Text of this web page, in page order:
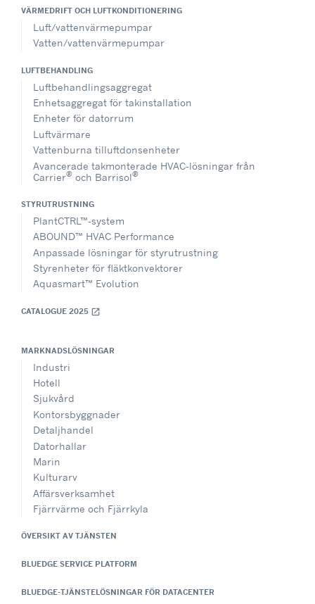
VÄRMEDRIFT OCH LUFTKONDITIONERING
Luft/vattenvärmepumpar
Vatten/vattenvärmepumpar
LUFTBEHANDLING
Luftbehandlingsaggregat
Enhetsaggregat för takinstallation
Enheter för datorrum
Luftvärmare
Vattenburna tilluftdonsenheter
Avancerade takmonterade HVAC-lösningar från
Carrier® och Barrisol®
STYRUTRUSTNING
PlantCTRL™-system
ABOUND™ HVAC Performance
Anpassade lösningar för styrutrustning
Styrenheter för fläktkonvektorer
Aquasmart™ Evolution
CATALOGUE 2025 open_in_new
MARKNADSLÖSNINGAR
Industri
Hotell
Sjukvård
Kontorsbyggnader
Detaljhandel
Datorhallar
Marin
Kulturarv
Affärsverksamhet
Fjärrvärme och Fjärrkyla
ÖVERSIKT AV TJÄNSTEN
BLUEDGE SERVICE PLATFORM
BLUEDGE-TJÄNSTELÖSNINGAR FÖR DATACENTER